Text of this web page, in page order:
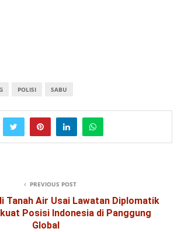
POLISI SABU
PREVIOUS POST
Tanah Air Usai Lawatan Diplomatik
Posisi Indonesia di Panggung
Global